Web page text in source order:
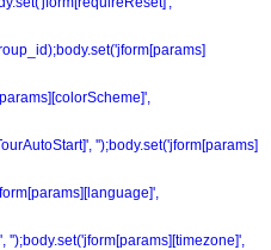
'');body.set('jform[params]
'');body.set('jform[params][timezone]',